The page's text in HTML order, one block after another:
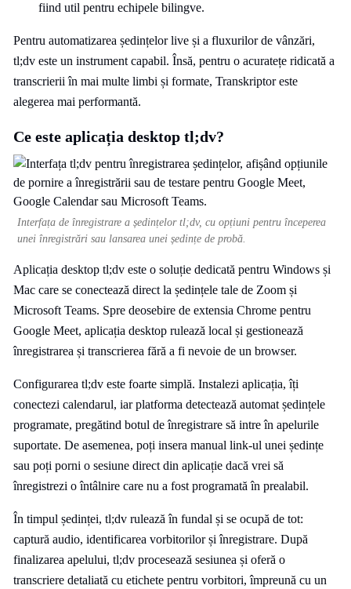
fiind util pentru echipele bilingve.
Pentru automatizarea ședințelor live și a fluxurilor de vânzări,
tl;dv este un instrument capabil. Însă, pentru o acuratețe ridicată a
transcrierii în mai multe limbi și formate, Transkriptor este
alegerea mai performantă.
Ce este aplicația desktop tl;dv?
Interfața de înregistrare a ședințelor tl;dv, cu opțiuni pentru începerea
unei înregistrări sau lansarea unei ședințe de probă.
Aplicația desktop tl;dv este o soluție dedicată pentru Windows și
Mac care se conectează direct la ședințele tale de Zoom și
Microsoft Teams. Spre deosebire de extensia Chrome pentru
Google Meet, aplicația desktop rulează local și gestionează
înregistrarea și transcrierea fără a fi nevoie de un browser.
Configurarea tl;dv este foarte simplă. Instalezi aplicația, îți
conectezi calendarul, iar platforma detectează automat ședințele
programate, pregătind botul de înregistrare să intre în apelurile
suportate. De asemenea, poți insera manual link-ul unei ședințe
sau poți porni o sesiune direct din aplicație dacă vrei să
înregistrezi o întâlnire care nu a fost programată în prealabil.
În timpul ședinței, tl;dv rulează în fundal și se ocupă de tot:
captură audio, identificarea vorbitorilor și înregistrare. După
finalizarea apelului, tl;dv procesează sesiunea și oferă o
transcriere detaliată cu etichete pentru vorbitori, împreună cu un